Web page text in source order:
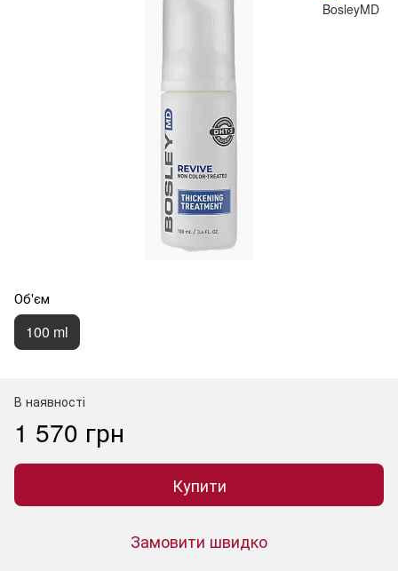
Об'єм
100 ml
В наявності
1 570 грн
Купити
Замовити швидко